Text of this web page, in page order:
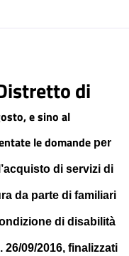
di
e sino al
le domande per
di servizi di
da parte di familiari
di disabilità
26/09/2016, finalizzati